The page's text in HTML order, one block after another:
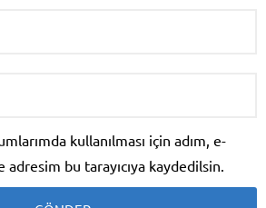
kullanılması için adım, e-
bu tarayıcıya kaydedilsin.
Etkin Medikal Destek